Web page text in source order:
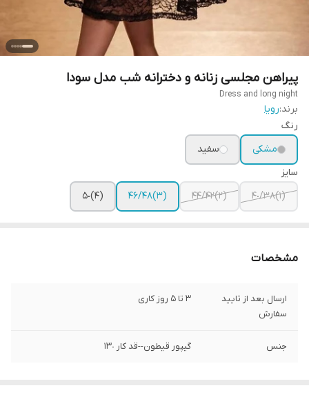
پیراهن مجلسی زنانه و دخترانه شب مدل سودا
Dress and long night
برند:رویا
رنگ
مشکی
سفید
سایز
(١)٣٨/۴٠
(٢)۴٢/۴۴ (٣)۴۶/۴٨ (۴)۵٠
مشخصات
ارسال بعد از تایید
سفارش
3 تا 5 روز کاری
جنس گیپور قیطون--قد کار ١٣٠